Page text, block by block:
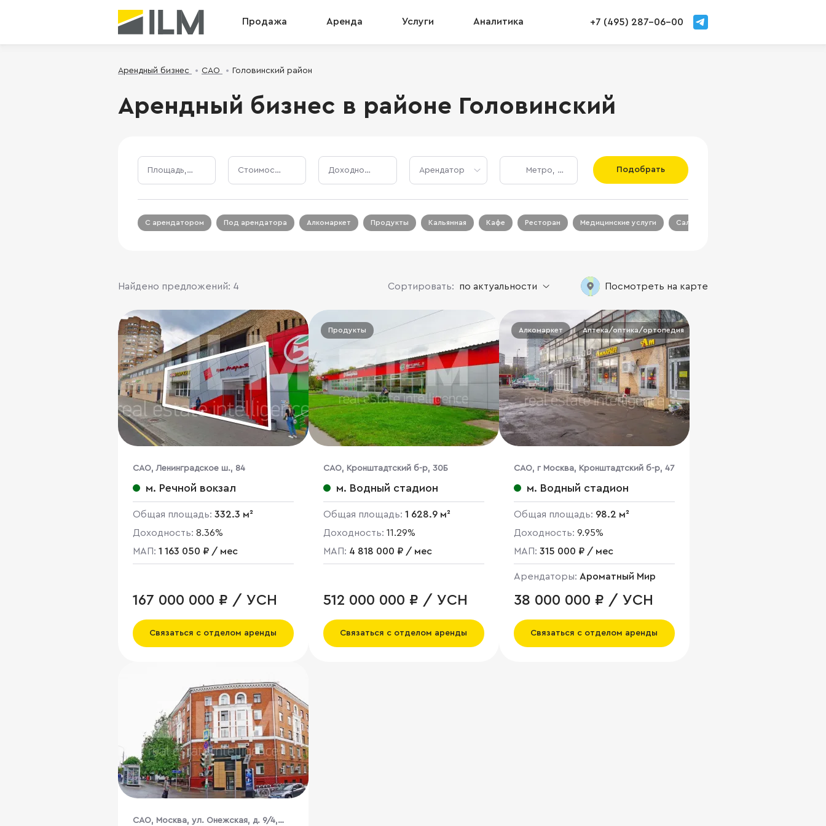
Продажа Аренда Услуги Аналитика +7 (495) 287-06-00
Арендный бизнес САО Головинский район
Арендный бизнес в районе Головинский
Площадь, м² Стоимость, ₽ Доходность, % Арендатор Подобрать
С арендатором Под арендатора Алкомаркет Продукты Кальянная Кафе Ресторан Медицинские услуги Салон красоты
Найдено предложений: 4 Посмотреть на карте
Сортировать: по актуальности
CАО, Ленинградское ш., 84
м. Речной вокзал
Общая площадь: 332.3 м²
Доходность: 8.36%
МАП: 1 163 050 ₽ / мес
167 000 000 ₽ / УСН
Связаться с отделом аренды
Продукты
CАО, Кронштадтский б-р, 30Б
м. Водный стадион
Общая площадь: 1 628.9 м²
Доходность: 11.29%
МАП: 4 818 000 ₽ / мес
512 000 000 ₽ / УСН
Связаться с отделом аренды
Алкомаркет Аптека/оптика/ортопедия
CАО, г Москва, Кронштадтский б-р, 47
м. Водный стадион
Общая площадь: 98.2 м²
Доходность: 9.95%
МАП: 315 000 ₽ / мес
Арендаторы: Ароматный Мир
38 000 000 ₽ / УСН
Связаться с отделом аренды
CАО, Москва, ул. Онежская, д. 9/4,